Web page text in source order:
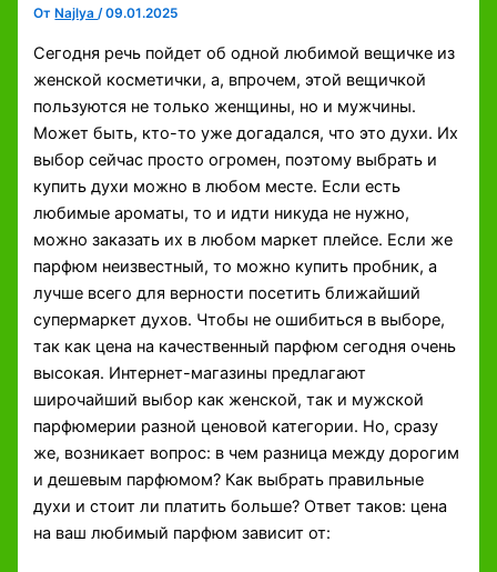
От Najlya/09.01.2025
Сегодня речь пойдет об одной любимой вещичке из
женской косметички, а, впрочем, этой вещичкой
пользуются не только женщины, но и мужчины.
Может быть, кто-то уже догадался, что это духи. Их
выбор сейчас просто огромен, поэтому выбрать и
купить духи можно в любом месте. Если есть
любимые ароматы, то и идти никуда не нужно,
можно заказать их в любом маркет плейсе. Если же
парфюм неизвестный, то можно купить пробник, а
лучше всего для верности посетить ближайший
супермаркет духов. Чтобы не ошибиться в выборе,
так как цена на качественный парфюм сегодня очень
высокая. Интернет-магазины предлагают
широчайший выбор как женской, так и мужской
парфюмерии разной ценовой категории. Но, сразу
же, возникает вопрос: в чем разница между дорогим
и дешевым парфюмом? Как выбрать правильные
духи и стоит ли платить больше? Ответ таков: цена
на ваш любимый парфюм зависит от: